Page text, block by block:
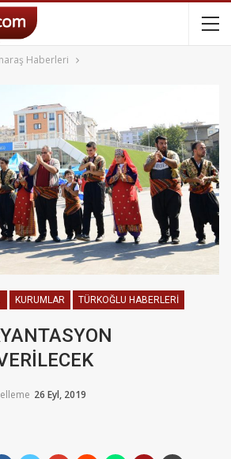
Haberleri
KURUMLAR TÜRKOĞLU HABERLERI
26 Eyl, 2019